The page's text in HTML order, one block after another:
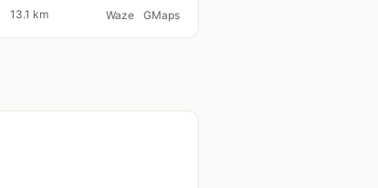
13.1 km Waze GMaps